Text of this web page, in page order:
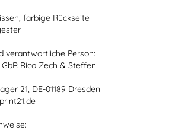
farbige Rückseite
verantwortliche Person:
GbR Rico Zech & Steffen
21, DE-01189 Dresden